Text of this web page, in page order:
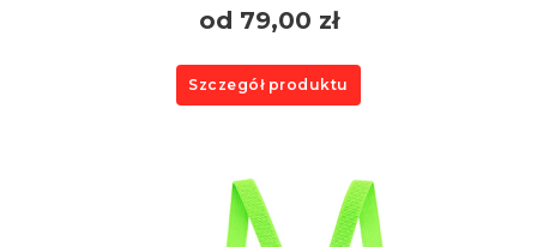
od 79,00 zł
Szczegół produktu